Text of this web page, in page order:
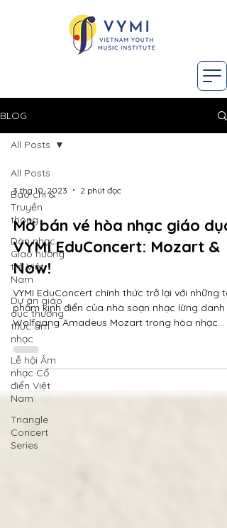
BLOG
All Posts
Báo chí &
Truyền
thông
Dàn nhạc
Giao hưởng
trẻ Việt
Nam
Dự án giáo
dục thường
thức âm
nhạc
Lễ hội Âm
nhạc Cổ
điển Việt
Nam
Triangle
Concert
Series
All Posts
3 thg 10, 2023 2 phút đọc
Mở bán vé hòa nhạc giáo dục
VYMI EduConcert: Mozart &
Now!
VYMI EduConcert chính thức trở lại với những
phẩm kinh điển của nhà soạn nhạc lừng danh
Wolfgang Amadeus Mozart trong hòa nhạc
giáo...